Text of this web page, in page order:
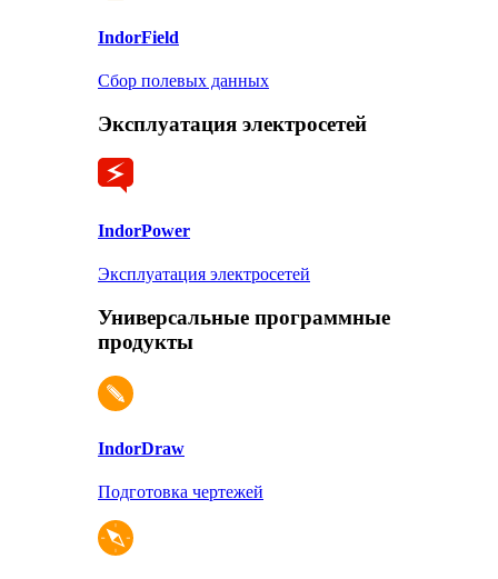
IndorField
Сбор полевых данных
Эксплуатация электросетей
IndorPower
Эксплуатация электросетей
Универсальные программные
продукты
IndorDraw
Подготовка чертежей